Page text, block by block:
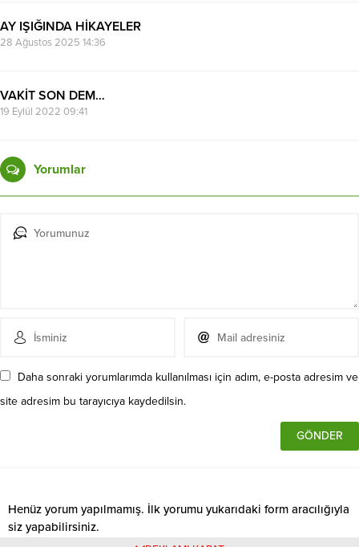
AY IŞIĞINDA HİKAYELER
28 Ağustos 2025 14:36
VAKİT SON DEM…
19 Eylül 2022 09:41
Yorumlar
Daha sonraki yorumlarımda kullanılması için adım, e-posta adresim ve
site adresim bu tarayıcıya kaydedilsin.
Henüz yorum yapılmamış. İlk yorumu yukarıdaki form aracılığıyla
siz yapabilirsiniz.